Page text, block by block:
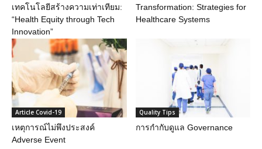
เทคโนโลยีสร้างความเท่าเทียม:
“Health Equity through Tech
Innovation”
Transformation: Strategies for
Healthcare Systems
Article Covid-19
เหตุการณ์ไม่พึงประสงค์
Adverse Event
Quality Tips
การกำกับดูแล Governance